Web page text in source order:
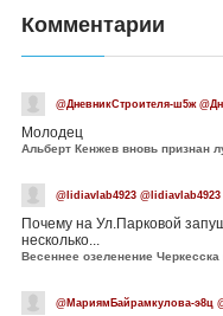
Комментарии
@ДневникСтроителя-ш5ж
Молодец
Альберт Кенжев вновь признан
@lidiavlab4923 @lidiavlab4923
Почему на Ул.Парковой
несколько...
Весеннее озеленение
@МариямБайрамкулова-э8ц